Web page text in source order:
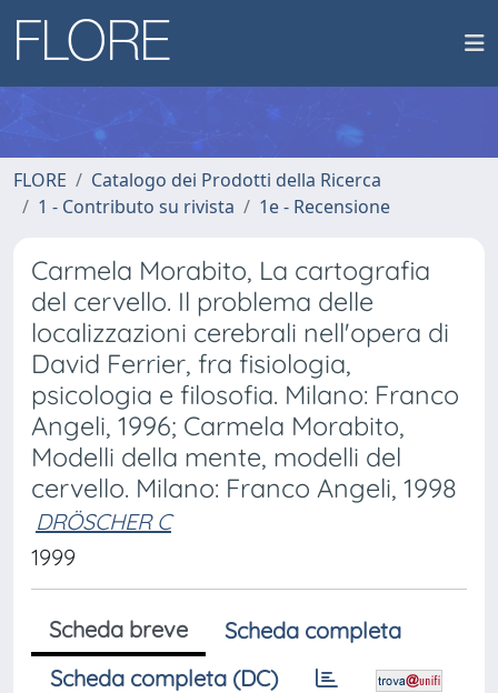
FLORE
Catalogo dei Prodotti della Ricerca
1 - Contributo su rivista
1e - Recensione
Carmela Morabito, La cartografia
del cervello. Il problema delle
localizzazioni cerebrali nell'opera di
David Ferrier, fra fisiologia,
psicologia e filosofia. Milano: Franco
Angeli, 1996; Carmela Morabito,
Modelli della mente, modelli del
cervello. Milano: Franco Angeli, 1998
DRÖSCHER C
1999
Scheda breve
Scheda completa
Scheda completa (DC)